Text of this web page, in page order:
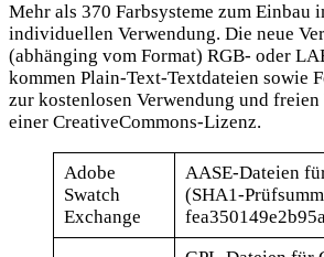
Mehr als 370 Farbsysteme zum Einbau
individuellen Verwendung. Die neue
(abhänging vom Format) RGB- oder
kommen Plain-Text-Textdateien sowie
zur kostenlosen Verwendung und
einer CreativeCommons-Lizenz.
Adobe
Swatch
Exchange
AASE-Dateien
(SHA1-